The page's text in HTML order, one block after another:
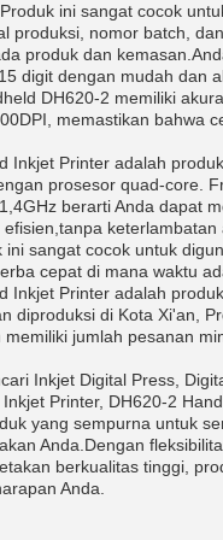
ini sangat cocok
produksi, nomor batch,
produk dan
digit dengan mudah dan
DH620-2 memiliki
memastikan bahwa
Inkjet Printer adalah
prosesor quad-core.
berarti Anda dapat
keterlambatan
ini sangat cocok untuk
cepat di mana waktu
Inkjet Printer adalah produk
diproduksi di Kota Xi'an,
memiliki jumlah pesanan
Inkjet Digital Press,
Printer, DH620-2
yang sempurna untuk
Anda.Dengan
berkualitas tinggi,
Anda.